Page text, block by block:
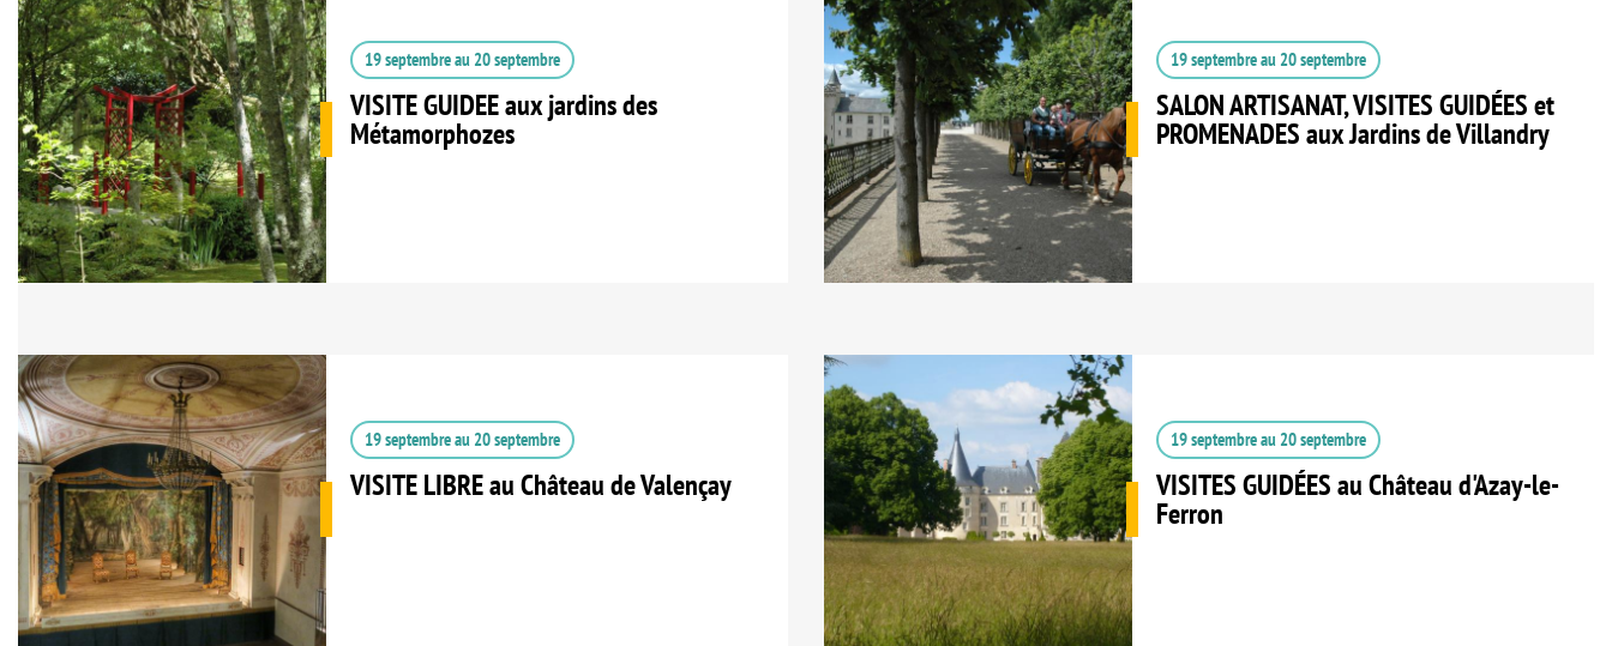
19 septembreau 20 septembre
VISITE GUIDEE aux jardins des
Métamorphozes
19 septembreau 20 septembre
SALON ARTISANAT, VISITES GUIDÉES et
PROMENADES aux Jardins de Villandry
19 septembreau 20 septembre
VISITE LIBRE au Château de Valençay
19 septembreau 20 septembre
VISITES GUIDÉES au Château d'Azay-le-
Ferron